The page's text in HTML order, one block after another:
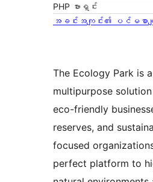
PHP ဗားရှင်း
အခင်းအကျင်း၏ ပင်မစာမ
The Ecology Park is
multipurpose
eco-friendly
reserves, and
focused
perfect platform to